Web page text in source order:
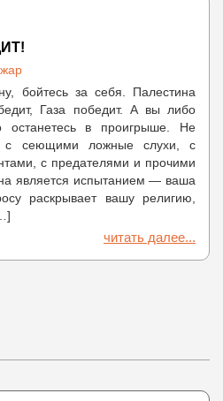
бойтесь за себя. Палестина
Газа победит. А вы либо
останетесь в проигрыше. Не
с сеющими ложные слухи, с
с предателями и прочими
является испытанием — ваша
раскрывает вашу религию,
читать далее...